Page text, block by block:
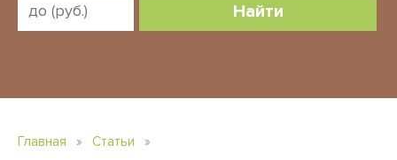
Найти
Главная » Статьи »